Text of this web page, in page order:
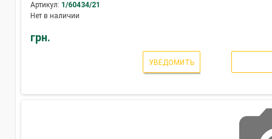
Артикул: 1/60434/21
Нет в наличии
грн.
УВЕДОМИТЬ